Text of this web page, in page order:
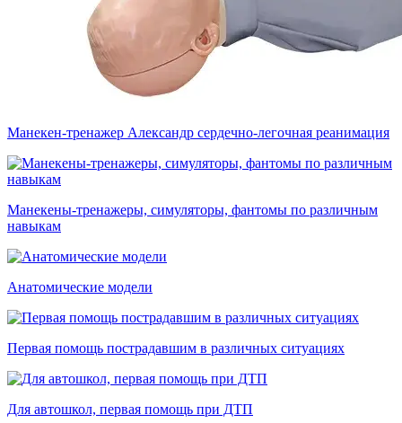
Манекен-тренажер Александр сердечно-легочная реанимация
Манекены-тренажеры, симуляторы, фантомы по различным
навыкам
Анатомические модели
Первая помощь пострадавшим в различных ситуациях
Для автошкол, первая помощь при ДТП